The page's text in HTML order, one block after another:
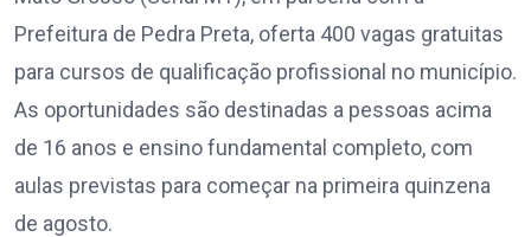
Prefeitura de Pedra Preta, oferta 400 vagas gratuitas
para cursos de qualificação profissional no município.
As oportunidades são destinadas a pessoas acima
de 16 anos e ensino fundamental completo, com
aulas previstas para começar na primeira quinzena
de agosto.